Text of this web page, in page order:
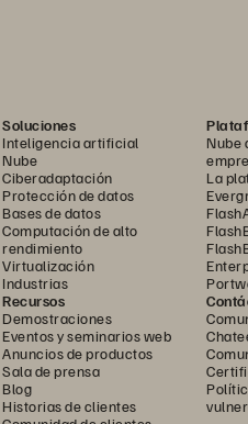
Soluciones
Inteligencia artificial
Nube
Ciberadaptación
Protección de datos
Bases de datos
Computación de alto
rendimiento
Virtualización
Industrias
Nube
La
Recursos
Demostraciones
Eventos y seminarios web
Anuncios de productos
Sala de prensa
Blog
Historias de clientes